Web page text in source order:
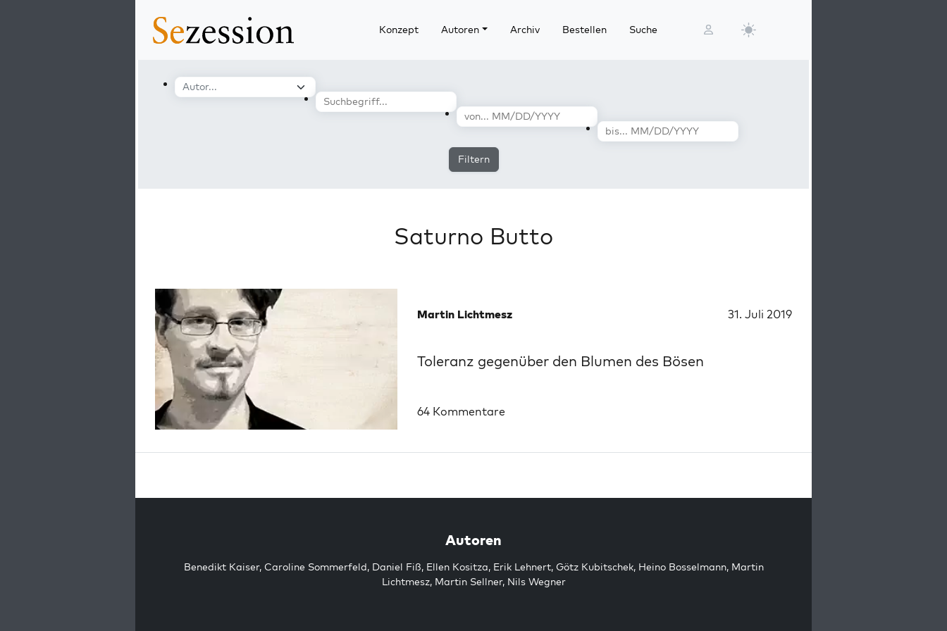
Konzept Autoren Archiv Bestellen Suche
Filtern
Saturno Butto
Martin Lichtmesz 31. Juli 2019
Toleranz gegenüber den Blumen des Bösen
64 Kommentare
Autoren
Benedikt Kaiser, Caroline Sommerfeld, Daniel Fiß, Ellen Kositza, Erik Lehnert, Götz Kubitschek, Heino Bosselmann, Martin
Lichtmesz, Martin Sellner, Nils Wegner